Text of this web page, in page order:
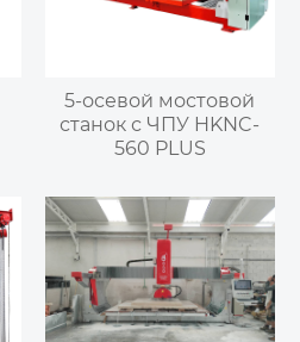
5-осевой мостовой
станок с ЧПУ HKNC-
560 PLUS